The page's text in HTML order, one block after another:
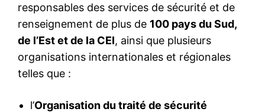
responsables des services de sécurité et de
renseignement de plus de 100 pays du Sud,
de l’Est et de la CEI, ainsi que plusieurs
organisations internationales et régionales
telles que :
l’Organisation du traité de sécurité